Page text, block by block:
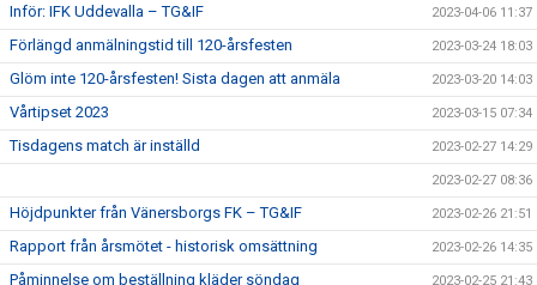
Inför: IFK Uddevalla – TG&IF 2023-04-06 11:37
Förlängd anmälningstid till 120-årsfesten 2023-03-24 18:03
Glöm inte 120-årsfesten! Sista dagen att anmäla 2023-03-20 14:03
Vårtipset 2023 2023-03-15 07:34
Tisdagens match är inställd 2023-02-27 14:29
2023-02-27 08:36
Höjdpunkter från Vänersborgs FK – TG&IF 2023-02-26 21:51
Rapport från årsmötet - historisk omsättning 2023-02-26 14:35
Påminnelse om beställning kläder söndag 2023-02-25 21:43